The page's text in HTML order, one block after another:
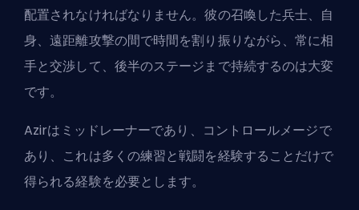
配置されなければなりません。彼の召喚した兵士、自
身、遠距離攻撃の間で時間を割り振りながら、常に相
手と交渉して、後半のステージまで持続するのは大変
です。
Azirはミッドレーナーであり、コントロールメージで
あり、これは多くの練習と戦闘を経験することだけで
得られる経験を必要とします。